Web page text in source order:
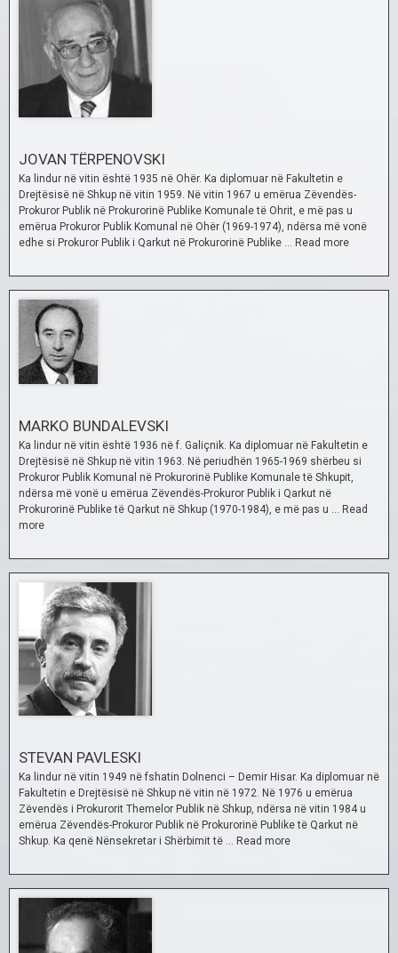
JOVAN TËRPENOVSKI
Ka lindur në vitin është 1935 në Ohër. Ka diplomuar në Fakultetin e
Drejtësisë në Shkup në vitin 1959. Në vitin 1967 u emërua Zëvendës-
Prokuror Publik në Prokurorinë Publike Komunale të Ohrit, e më pas u
emërua Prokuror Publik Komunal në Ohër (1969-1974), ndërsa më vonë
edhe si Prokuror Publik i Qarkut në Prokurorinë Publike … Read more
MARKO BUNDALEVSKI
Ka lindur në vitin është 1936 në f. Galiçnik. Ka diplomuar në Fakultetin e
Drejtësisë në Shkup në vitin 1963. Në periudhën 1965-1969 shërbeu si
Prokuror Publik Komunal në Prokurorinë Publike Komunale të Shkupit,
ndërsa më vonë u emërua Zëvendës-Prokuror Publik i Qarkut në
Prokurorinë Publike të Qarkut në Shkup (1970-1984), e më pas u … Read
more
STEVAN PAVLESKI
Ka lindur në vitin 1949 në fshatin Dolnenci – Demir Hisar. Ka diplomuar në
Fakultetin e Drejtësisë në Shkup në vitin në 1972. Në 1976 u emërua
Zëvendës i Prokurorit Themelor Publik në Shkup, ndërsa në vitin 1984 u
emërua Zëvendës-Prokuror Publik në Prokurorinë Publike të Qarkut në
Shkup. Ka qenë Nënsekretar i Shërbimit të … Read more